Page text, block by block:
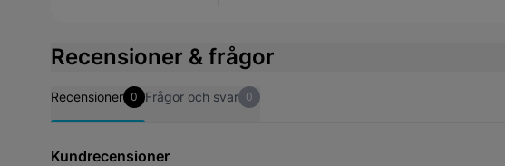
Recensioner & frågor
Recensioner 0 Frågor och svar 0
Kundrecensioner